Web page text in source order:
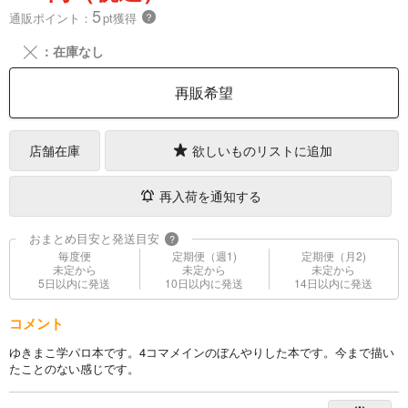
通販ポイント： 5pt獲得 ？
╳ ：在庫なし
再販希望
店舗在庫 欲しいものリストに追加
再入荷を通知する
おまとめ目安と発送目安 ?
毎度便
未定から
5日以内に発送
定期便（週1)
未定から
10日以内に発送
定期便（月2)
未定から
14日以内に発送
コメント
ゆきまこ学パロ本です。4コマメインのぼんやりした本です。今まで描い
たことのない感じです。